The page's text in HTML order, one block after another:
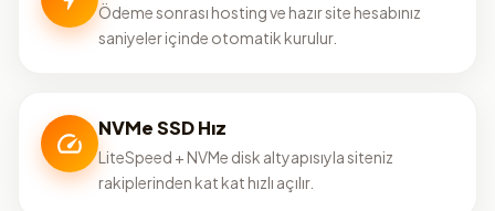
Ödeme sonrası hosting ve hazır site hesabınız
saniyeler içinde otomatik kurulur.
NVMe SSD Hız
LiteSpeed + NVMe disk altyapısıyla siteniz
rakiplerinden kat kat hızlı açılır.